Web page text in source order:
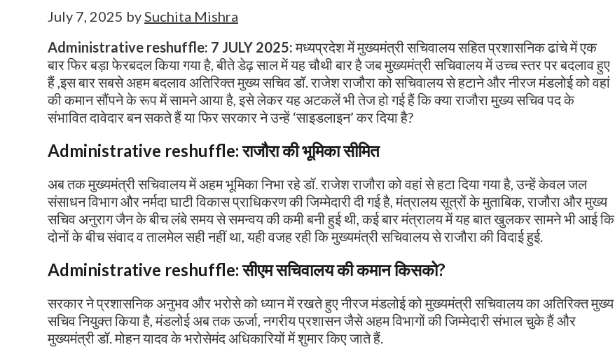
July 7, 2025 by Suchita Mishra
Administrative reshuffle: 7 JULY 2025:मध्यप्रदेश में मुख्यमंत्री सचिवालय सहित प्रशासनिक ढांचे में एक
बार फिर बड़ा फेरबदल किया गया है, बीते डेढ़ साल में यह चौथी बार है जब मुख्यमंत्री सचिवालय में उच्च स्तर पर बदलाव हुए
हैं ,इस बार सबसे अहम बदलाव अतिरिक्त मुख्य सचिव डॉ. राजेश राजौरा को सचिवालय से हटाने और नीरज मंडलोई को वहां
की कमान सौंपने के रूप में सामने आया है, इसे लेकर यह अटकलें भी तेज हो गई हैं कि क्या राजौरा मुख्य सचिव पद के
संभावित दावेदार बन सकते हैं या फिर सरकार ने उन्हें ‘साइडलाइन’ कर दिया है?
Administrative reshuffle:राजौरा की भूमिका सीमित
अब तक मुख्यमंत्री सचिवालय में अहम भूमिका निभा रहे डॉ. राजेश राजौरा को वहां से हटा दिया गया है, उन्हें केवल जल
संसाधन विभाग और नर्मदा घाटी विकास प्राधिकरण की जिम्मेदारी दी गई है, मंत्रालय सूत्रों के मुताबिक, राजौरा और मुख्य
सचिव अनुराग जैन के बीच लंबे समय से समन्वय की कमी बनी हुई थी, कई बार मंत्रालय में यह बात खुलकर सामने भी आई कि
दोनों के बीच संवाद व तालमेल सही नहीं था, यही वजह रही कि मुख्यमंत्री सचिवालय से राजौरा की विदाई हुई.
Administrative reshuffle:सीएम सचिवालय की कमान किसको?
सरकार ने प्रशासनिक अनुभव और भरोसे को ध्यान में रखते हुए नीरज मंडलोई को मुख्यमंत्री सचिवालय का अतिरिक्त मुख्य
सचिव नियुक्त किया है, मंडलोई अब तक ऊर्जा, नगरीय प्रशासन जैसे अहम विभागों की जिम्मेदारी संभाल चुके हैं और
मुख्यमंत्री डॉ. मोहन यादव के भरोसेमंद अधिकारियों में शुमार किए जाते हैं.